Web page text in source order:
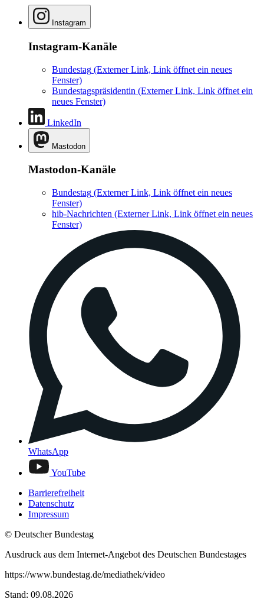
Instagram
Instagram-Kanäle
Bundestag (Externer Link, Link öffnet ein neues
Fenster)
Bundestagspräsidentin (Externer Link, Link öffnet ein
neues Fenster)
LinkedIn
Mastodon
Mastodon-Kanäle
Bundestag (Externer Link, Link öffnet ein neues
Fenster)
hib-Nachrichten (Externer Link, Link öffnet ein neues
Fenster)
WhatsApp
YouTube
Barrierefreiheit
Datenschutz
Impressum
© Deutscher Bundestag
Ausdruck aus dem Internet-Angebot des Deutschen Bundestages
https://www.bundestag.de/mediathek/video
Stand: 09.08.2026